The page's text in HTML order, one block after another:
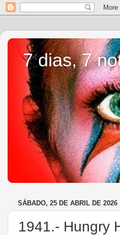
7 dias, 7
SÁBADO, 25 DE ABRIL DE 2026
1941.- Hungry